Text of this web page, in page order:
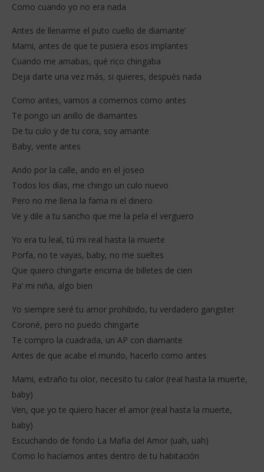
Como cuando yo no era nada
Antes de llenarme el puto cuello de diamante’
Mami, antes de que te pusiera esos implantes
Cuando me amabas, qué rico chingaba
Deja darte una vez más, si quieres, después nada
Como antes, vamos a comernos como antes
Te pongo un anillo de diamantes
De tu culo y de tu cora, soy amante
Baby, vente antes
Ando por la calle, ando en el joseo
Todos los días, me chingo un culo nuevo
Pero no me llena la fama ni el dinero
Ve y dile a tu sancho que me la pela el verguero
Yo era tu leal, tú mi real hasta la muerte
Porfa, no te vayas, baby, no me sueltes
Que quiero chingarte encima de billetes de cien
Pa’ mi niña, algo bien
Yo siempre seré tu amor prohibido, tu verdadero gangster
Coroné, pero no puedo chingarte
Te compro la cuadrada, un AP con diamante
Antes de que acabe el mundo, hacerlo como antes
Mami, extraño tu olor, necesito tu calor (real hasta la muerte,
baby)
Ven, que yo te quiero hacer el amor (real hasta la muerte,
baby)
Escuchando de fondo La Mafia del Amor (uah, uah)
Como lo hacíamos antes dentro de tu habitación